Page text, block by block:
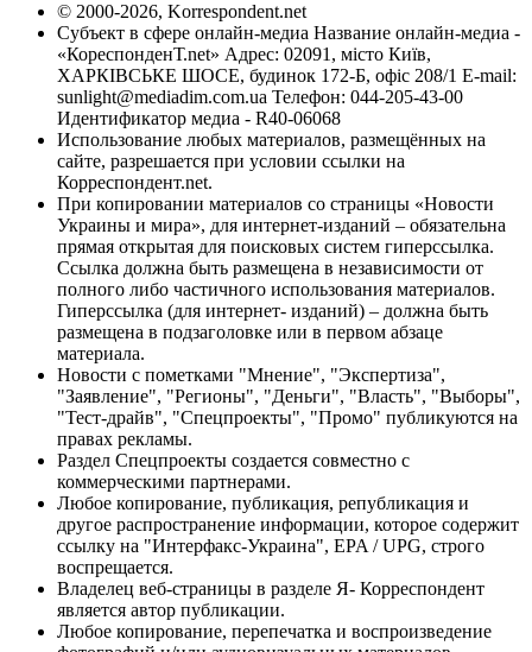
© 2000-2026, Korrespondent.net
Субъект в сфере онлайн-медиа Название онлайн-медиа -
«КореспонденТ.net» Адрес: 02091, місто Київ,
ХАРКІВСЬКЕ ШОСЕ, будинок 172-Б, офіс 208/1 E-mail:
sunlight@mediadim.com.ua Телефон: 044-205-43-00
Идентификатор медиа - R40-06068
Использование любых материалов, размещённых на
сайте, разрешается при условии ссылки на
Корреспондент.net.
При копировании материалов со страницы «Новости
Украины и мира», для интернет-изданий – обязательна
прямая открытая для поисковых систем гиперссылка.
Ссылка должна быть размещена в независимости от
полного либо частичного использования материалов.
Гиперссылка (для интернет- изданий) – должна быть
размещена в подзаголовке или в первом абзаце
материала.
Новости с пометками "Мнение", "Экспертиза",
"Заявление", "Регионы", "Деньги", "Власть", "Выборы",
"Тест-драйв", "Спецпроекты", "Промо" публикуются на
правах рекламы.
Раздел Спецпроекты создается совместно с
коммерческими партнерами.
Любое копирование, публикация, републикация и
другое распространение информации, которое содержит
ссылку на "Интерфакс-Украина", EPA / UPG, строго
воспрещается.
Владелец веб-страницы в разделе Я- Корреспондент
является автор публикации.
Любое копирование, перепечатка и воспроизведение